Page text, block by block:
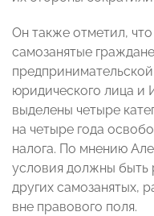
Он также отметил,
самозанятые
юридического лица и
выделены четыре
на четыре года
налога. По мнению
условия должны быть
других самозанятых,
вне правового поля.